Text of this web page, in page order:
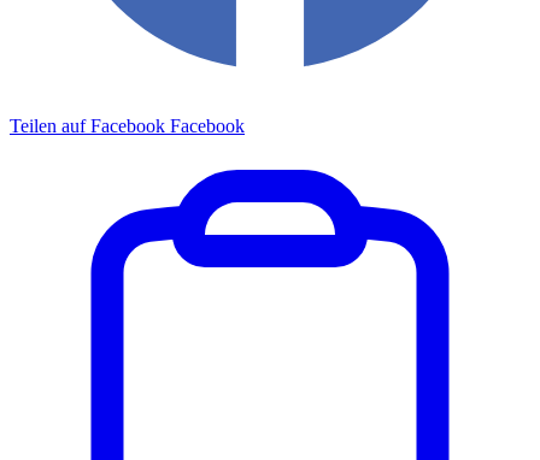
Teilen auf Facebook Facebook